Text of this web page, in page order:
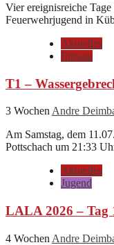
Vier ereignisreiche
Feuerwehrjugend in
Aktuelles
Einsatz
T1 –
3 Wochen Andre
Am Samstag, dem
Pottschach um 21:33
Aktuelles
Jugend
LALA 2026 – Tag
4 Wochen Andre